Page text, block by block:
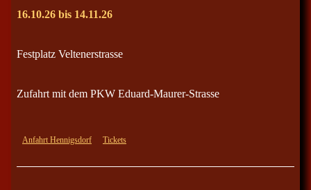
16.10.26 bis 14.11.26
Festplatz Veltenerstrasse
Zufahrt mit dem PKW Eduard-Maurer-Strasse
Anfahrt Hennigsdorf Tickets